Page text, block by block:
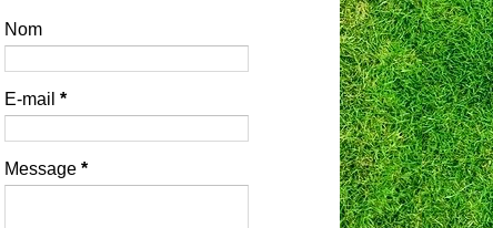
Nom
E-mail *
Message *